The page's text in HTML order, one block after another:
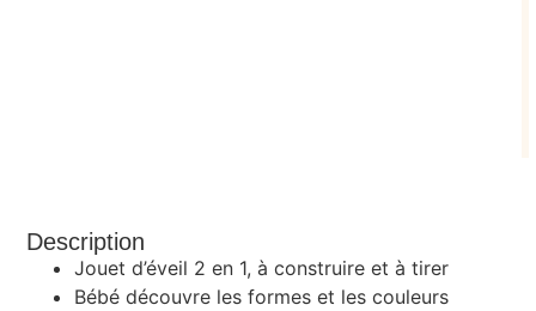
Description
Jouet d’éveil 2 en 1, à construire et à tirer
Bébé découvre les formes et les couleurs